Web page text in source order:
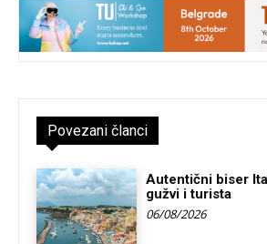
Povezani članci
Autentični biser
gužvi i turista
06/08/2026